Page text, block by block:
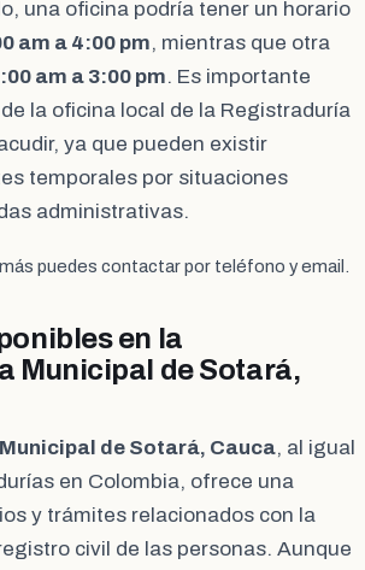
una oficina podría tener un horario
am a 4:00 pm, mientras que otra
am a 3:00 pm. Es importante
la oficina local de la Registraduría
ya que pueden existir
temporales por situaciones
administrativas.
puedes contactar por teléfono y email.
en la
Municipal de Sotará,
de Sotará, Cauca, al igual
en Colombia, ofrece una
y trámites relacionados con la
civil de las personas. Aunque